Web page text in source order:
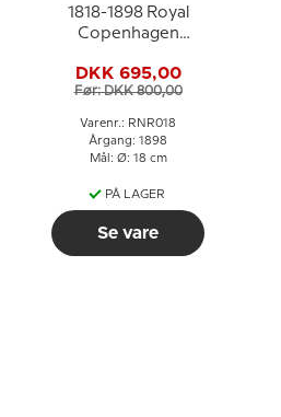
1818-1898 Royal
Copenhagen
DKK 695,00
Før: DKK 800,00
Varenr.: RNR018
Årgang: 1898
Mål: Ø: 18 cm
PÅ LAGER
Se vare